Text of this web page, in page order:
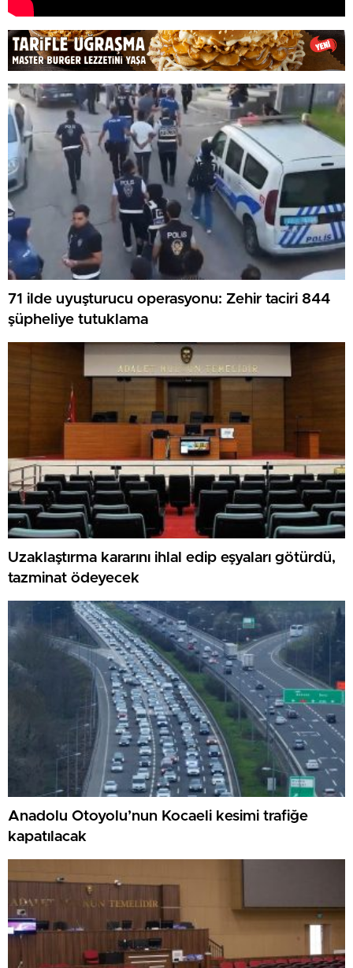
71 ilde uyuşturucu operasyonu: Zehir taciri 844
şüpheliye tutuklama
Uzaklaştırma kararını ihlal edip eşyaları götürdü,
tazminat ödeyecek
Anadolu Otoyolu’nun Kocaeli kesimi trafiğe
kapatılacak